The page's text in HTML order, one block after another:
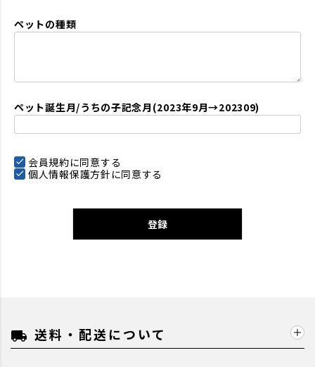
ペットの種類
ペット誕生月/うちの子記念月(2023年9月→202309)
会員規約に同意する
個人情報保護方針 に同意する
登録
local_shipping 送料・配送について